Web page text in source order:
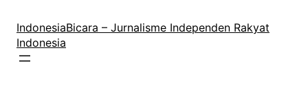
konten
IndonesiaBicara – Jurnalisme Independen Rakyat
Indonesia